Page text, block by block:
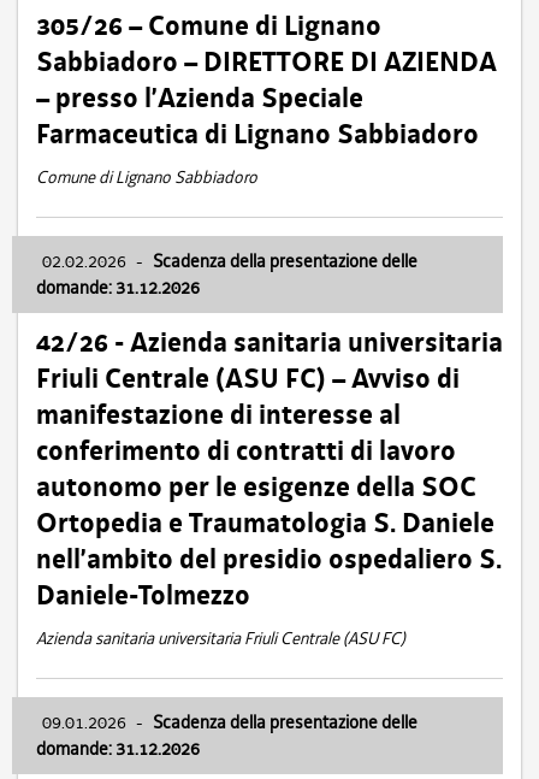
305/26 – Comune di Lignano
Sabbiadoro – DIRETTORE DI AZIENDA
– presso l’Azienda Speciale
Farmaceutica di Lignano Sabbiadoro
Comune di Lignano Sabbiadoro
02.02.2026 - Scadenza della presentazione delle
domande: 31.12.2026
42/26 - Azienda sanitaria universitaria
Friuli Centrale (ASU FC) – Avviso di
manifestazione di interesse al
conferimento di contratti di lavoro
autonomo per le esigenze della SOC
Ortopedia e Traumatologia S. Daniele
nell’ambito del presidio ospedaliero S.
Daniele-Tolmezzo
Azienda sanitaria universitaria Friuli Centrale (ASU FC)
09.01.2026 - Scadenza della presentazione delle
domande: 31.12.2026